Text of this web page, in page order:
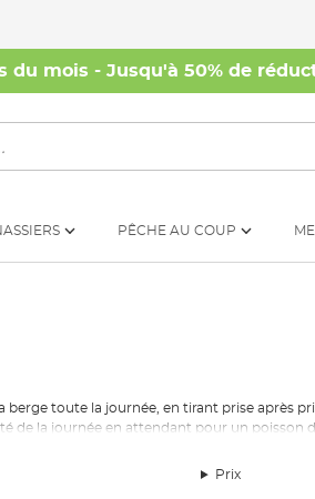
du mois - Jusqu'à 50% de
PÊCHE AU COUP
toute la journée, en tirant prise après
de la journée en attendant pour un
que vous voulez quelque chose un
les caractéristiques additionnelles.
Prix